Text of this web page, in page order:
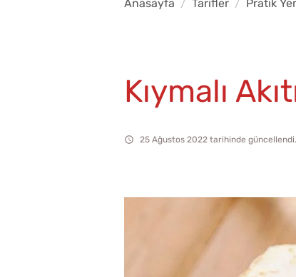
Anasayfa Tarifler Pratik
Kıymalı
25 Ağustos 2022 tarihinde güncellendi.